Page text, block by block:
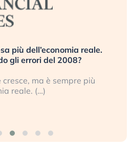
più dell’economia reale.
gli errori del 2008?
ma è sempre più
reale. (…)